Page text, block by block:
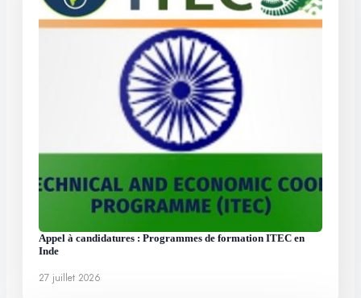
Appel à candidatures : Programmes de formation ITEC en
Inde
27 juillet 2026